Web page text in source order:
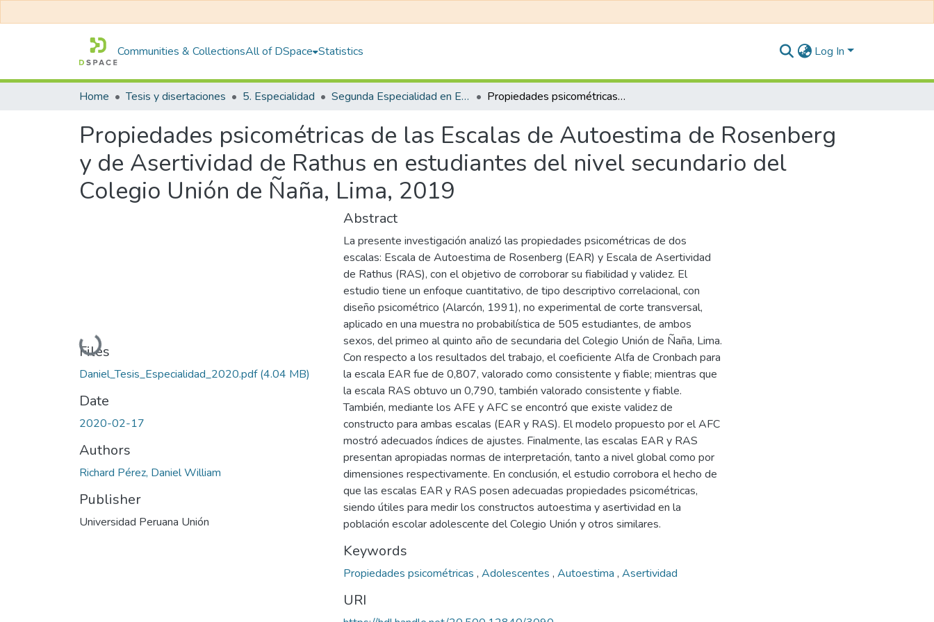
Communities & CollectionsAll of DSpace Statistics Log In
Home Tesis y disertaciones 5. Especialidad Segunda Especialidad en Estadística Aplicada para Investigación Propiedades psicométricas de las Escalas de Autoestima de Rosenberg y de Asertividad de Rathus en estudiantes del nivel secundario del Colegio Unión de Ñaña, Lima, 2019
Propiedades psicométricas de las Escalas de Autoestima de Rosenberg
y de Asertividad de Rathus en estudiantes del nivel secundario del
Colegio Unión de Ñaña, Lima, 2019
Loading...
Files
Daniel_Tesis_Especialidad_2020.pdf(4.04 MB)
Date
2020-02-17
Authors
Richard Pérez, Daniel William
Publisher
Universidad Peruana Unión
Abstract
La presente investigación analizó las propiedades psicométricas de dos
escalas: Escala de Autoestima de Rosenberg (EAR) y Escala de Asertividad
de Rathus (RAS), con el objetivo de corroborar su fiabilidad y validez. El
estudio tiene un enfoque cuantitativo, de tipo descriptivo correlacional, con
diseño psicométrico (Alarcón, 1991), no experimental de corte transversal,
aplicado en una muestra no probabilística de 505 estudiantes, de ambos
sexos, del primeo al quinto año de secundaria del Colegio Unión de Ñaña, Lima.
Con respecto a los resultados del trabajo, el coeficiente Alfa de Cronbach para
la escala EAR fue de 0,807, valorado como consistente y fiable; mientras que
la escala RAS obtuvo un 0,790, también valorado consistente y fiable.
También, mediante los AFE y AFC se encontró que existe validez de
constructo para ambas escalas (EAR y RAS). El modelo propuesto por el AFC
mostró adecuados índices de ajustes. Finalmente, las escalas EAR y RAS
presentan apropiadas normas de interpretación, tanto a nivel global como por
dimensiones respectivamente. En conclusión, el estudio corrobora el hecho de
que las escalas EAR y RAS posen adecuadas propiedades psicométricas,
siendo útiles para medir los constructos autoestima y asertividad en la
población escolar adolescente del Colegio Unión y otros similares.
Keywords
Propiedades psicométricas , Adolescentes , Autoestima , Asertividad
URI